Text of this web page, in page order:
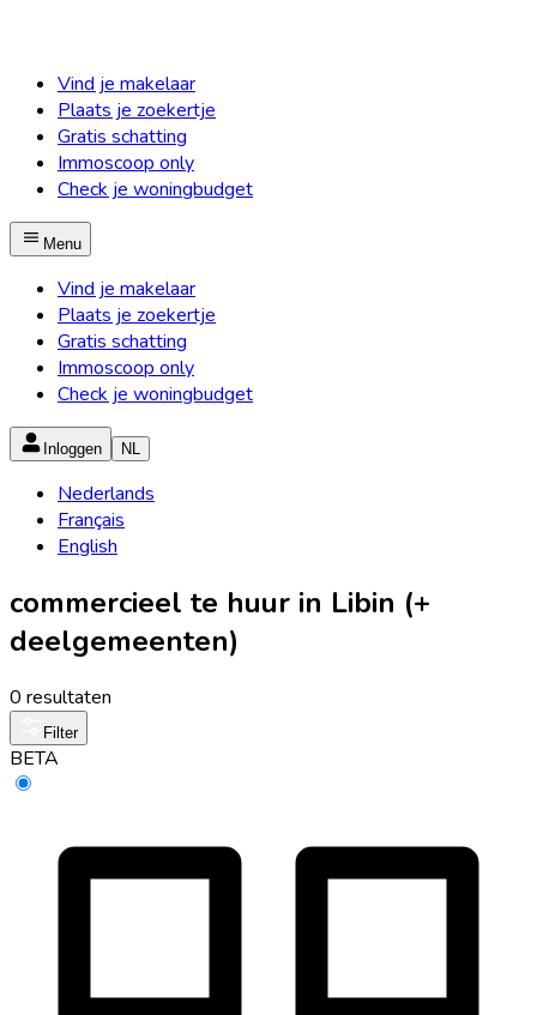
Vind je makelaar
Plaats je zoekertje
Gratis schatting
Immoscoop only
Check je woningbudget
Menu
Vind je makelaar
Plaats je zoekertje
Gratis schatting
Immoscoop only
Check je woningbudget
Inloggen NL
Nederlands
Français
English
commercieel te huur in Libin (+
deelgemeenten)
0 resultaten
Filter
BETA